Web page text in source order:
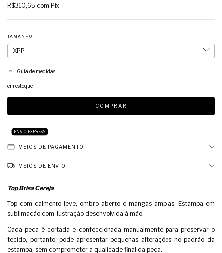
R$310,65 com Pix
TAMANHO
Guia de medidas
em estoque
ENVIO EXPRESS
MEIOS DE PAGAMENTO
MEIOS DE ENVIO
Top Brisa Cereja
Top com caimento leve, ombro aberto e mangas amplas. Estampa em
sublimação com ilustração desenvolvida à mão.
Cada peça é cortada e confeccionada manualmente para preservar o
tecido, portanto, pode apresentar pequenas alterações no padrão da
estampa, sem comprometer a qualidade final da peça.